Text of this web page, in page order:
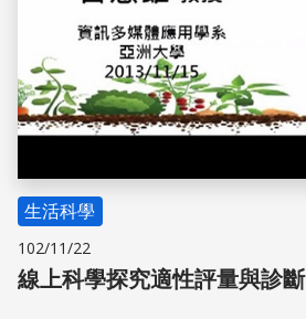
生活科學
102/11/22
線上科學探究適性評量與診斷